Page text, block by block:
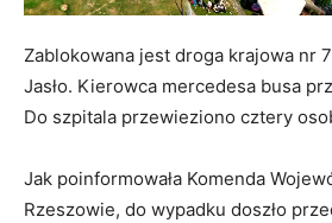
Zablokowana jest droga krajowa nr
Jasło. Kierowca mercedesa busa
Do szpitala przewieziono cztery
Jak poinformowała Komenda
Rzeszowie, do wypadku doszło